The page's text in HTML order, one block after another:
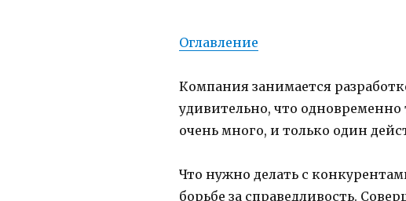
Оглавление
Компания занимается
удивительно, что
очень много, и только один
Что нужно делать с
борьбе за справедливость.